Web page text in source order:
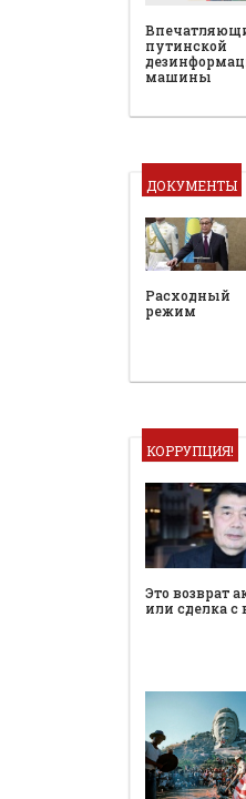
путинской
машины
ДОКУМЕНТЫ
Расходный
режим
КОРРУПЦИЯ!
Это возврат
или сделка с